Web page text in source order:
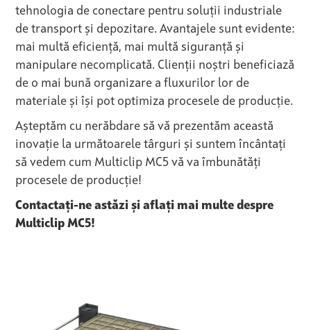
tehnologia de conectare pentru soluții industriale
de transport și depozitare. Avantajele sunt evidente:
mai multă eficiență, mai multă siguranță și
manipulare necomplicată. Clienții noștri beneficiază
de o mai bună organizare a fluxurilor lor de
materiale și își pot optimiza procesele de producție.
Așteptăm cu nerăbdare să vă prezentăm această
inovație la următoarele târguri și suntem încântați
să vedem cum Multiclip MC5 vă va îmbunătăți
procesele de producție!
Contactați-ne astăzi și aflați mai multe despre
Multiclip MC5!